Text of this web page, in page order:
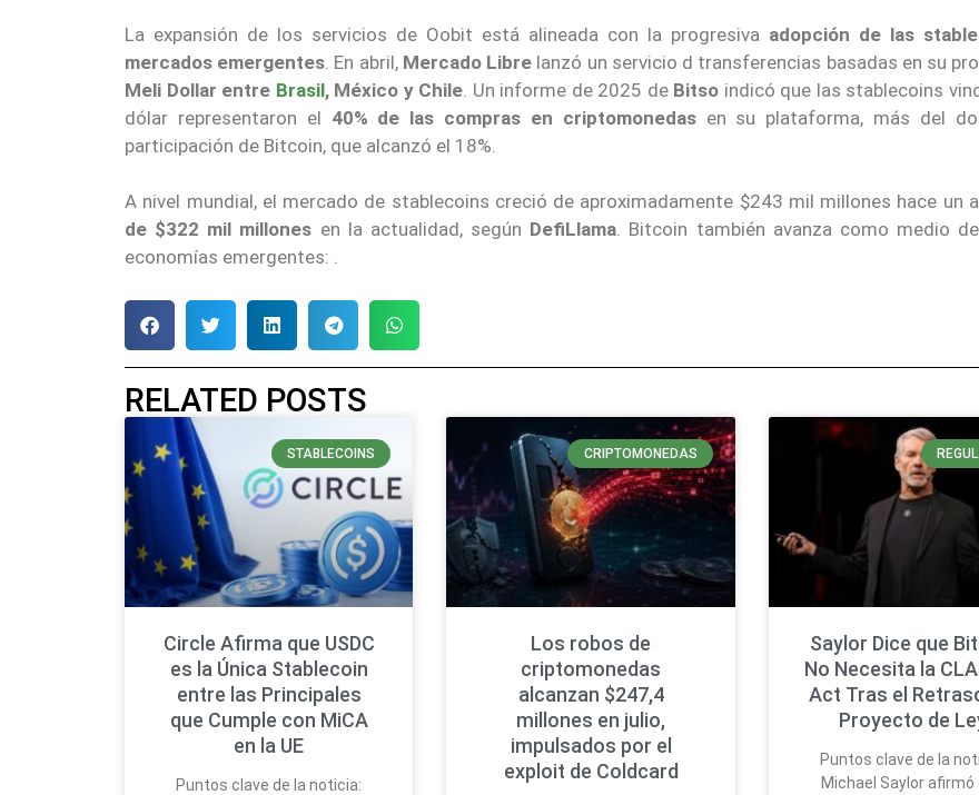
La expansión de los servicios de Oobit está alineada con la progresiva adopción de las
mercados emergentes . En abril, Mercado Libre lanzó un servicio d transferencias basadas en su
Meli Dollar entre Brasil, México y Chile . Un informe de 2025 de Bitso indicó que las stablecoins
dólar representaron el 40% de las compras en criptomonedasen su plataforma, más del
participación de Bitcoin, que alcanzó el 18%.
A nivel mundial, el mercado de stablecoins creció de aproximadamente $243 mil millones hace un
de $322 mil millones en la actualidad, según DefiLlama. Bitcoin también avanza como medio
economías emergentes: .
RELATED POSTS
STABLECOINS
Circle Afirma que USDC
es la Única Stablecoin
entre las Principales
que Cumple con MiCA
en la UE
Puntos clave de la noticia:
CRIPTOMONEDAS
Los robos de
criptomonedas
alcanzan $247,4
millones en julio,
impulsados por el
exploit de Coldcard
Saylor Dice que
No Necesita la
Act Tras el
Proyecto de
Puntos clave de la
Michael Saylor afirmó